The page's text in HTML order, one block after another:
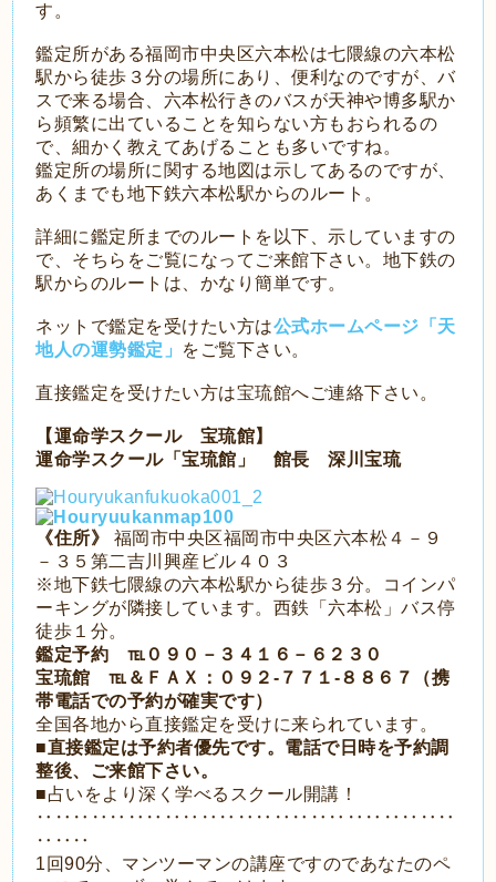
す。
鑑定所がある福岡市中央区六本松は七隈線の六本松
駅から徒歩３分の場所にあり、便利なのですが、バ
スで来る場合、六本松行きのバスが天神や博多駅か
ら頻繁に出ていることを知らない方もおられるの
で、細かく教えてあげることも多いですね。
鑑定所の場所に関する地図は示してあるのですが、
あくまでも地下鉄六本松駅からのルート。
詳細に鑑定所までのルートを以下、示していますの
で、そちらをご覧になってご来館下さい。地下鉄の
駅からのルートは、かなり簡単です。
ネットで鑑定を受けたい方は公式ホームページ「天
地人の運勢鑑定」
をご覧下さい。
直接鑑定を受けたい方は宝琉館へご連絡下さい。
【運命学スクール 宝琉館】
運命学スクール「宝琉館」 館長 深川宝琉
《住所》 福岡市中央区福岡市中央区六本松４－９
－３５第二吉川興産ビル４０３
※地下鉄七隈線の六本松駅から徒歩３分。コインパ
ーキングが隣接しています。西鉄「六本松」バス停
徒歩１分。
鑑定予約 ℡０９０－３４１６－６２３０
宝琉館 ℡＆ＦＡＸ：０９２-７７１-８８６７（携
帯電話での予約が確実です）
全国各地から直接鑑定を受けに来られています。
■直接鑑定は予約者優先です。電話で日時を予約調
整後、ご来館下さい。
■占いをより深く学べるスクール開講！
‥‥‥‥‥‥‥‥‥‥‥‥‥‥‥‥‥‥‥‥‥‥‥
‥‥‥
1回90分、マンツーマンの講座ですのであなたのペ